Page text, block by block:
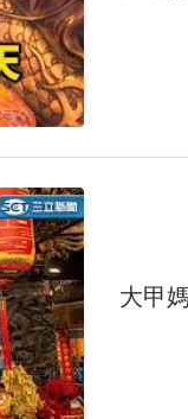
大甲